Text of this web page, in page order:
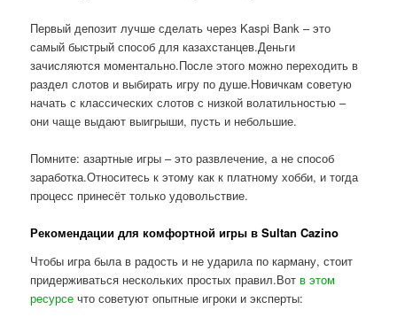
Первый депозит лучше сделать через Kaspi Bank – это
самый быстрый способ для казахстанцев.Деньги
зачисляются моментально.После этого можно переходить в
раздел слотов и выбирать игру по душе.Новичкам советую
начать с классических слотов с низкой волатильностью –
они чаще выдают выигрыши, пусть и небольшие.
Помните: азартные игры – это развлечение, а не способ
заработка.Относитесь к этому как к платному хобби, и тогда
процесс принесёт только удовольствие.
Рекомендации для комфортной игры в Sultan Cazino
Чтобы игра была в радость и не ударила по карману, стоит
придерживаться нескольких простых правил.Вотв этом
ресурсе что советуют опытные игроки и эксперты: